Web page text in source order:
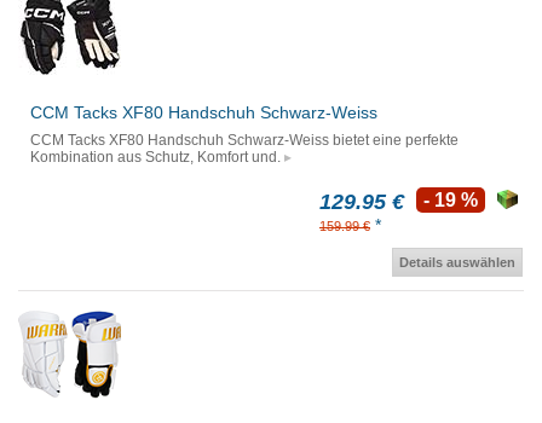
CCM Tacks XF80 Handschuh Schwarz-Weiss
CCM Tacks XF80 Handschuh Schwarz-Weiss bietet eine perfekte
Kombination aus Schutz, Komfort und.
129.95 €
159.99 € *
- 19 %
Details auswählen